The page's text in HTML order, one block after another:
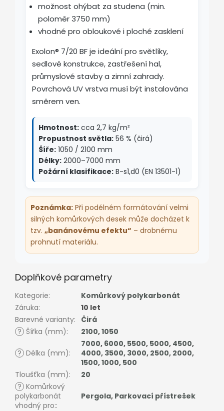
možnost ohýbat za studena (min.
poloměr 3750 mm)
vhodné pro obloukové i ploché zasklení
Exolon® 7/20 BF je ideální pro světlíky,
sedlové konstrukce, zastřešení hal,
průmyslové stavby a zimní zahrady.
Povrchová UV vrstva musí být instalována
směrem ven.
Hmotnost: cca 2,7 kg/m²
Propustnost světla: 56 % (čirá)
Šíře: 1050 / 2100 mm
Délky: 2000–7000 mm
Požární klasifikace: B-s1,d0 (EN 13501-1)
Poznámka: Při podélném formátování velmi
silných komůrkových desek může docházet k
tzv. „banánovému efektu“ – drobnému
prohnutí materiálu.
Doplňkové parametry
Kategorie:
Komůrkový polykarbonát
Záruka:
10 let
Barevné varianty:
Čirá
? Šířka (mm): 2100,1050
? Délka (mm):
7000, 6000, 5500, 5000, 4500,
4000, 3500, 3000, 2500, 2000,
1500,1000, 500
Tloušťka (mm):
20
? Komůrkový
polykarbonát
vhodný pro::
Pergola, Parkovací přístrešek